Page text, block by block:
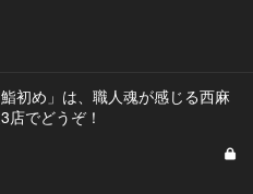
初め」は、職人魂が感じる西麻
店でどうぞ！